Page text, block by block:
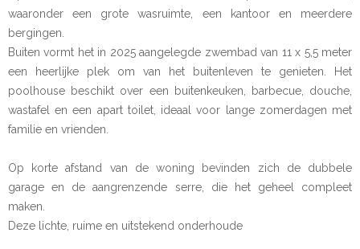
waaronder een grote wasruimte, een kantoor en meerdere
bergingen.
Buiten vormt het in 2025 aangelegde zwembad van 11 x 5,5 meter
een heerlijke plek om van het buitenleven te genieten. Het
poolhouse beschikt over een buitenkeuken, barbecue, douche,
wastafel en een apart toilet, ideaal voor lange zomerdagen met
familie en vrienden.
Op korte afstand van de woning bevinden zich de dubbele
garage en de aangrenzende serre, die het geheel compleet
maken.
Deze lichte, ruime en uitstekend onderhoude